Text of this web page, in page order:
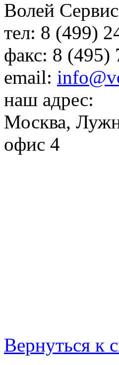
Волей Сервис
тел: 8 (499)
факс: 8 (495)
email:
наш адрес:
Москва,
офис 4
Вернуться к